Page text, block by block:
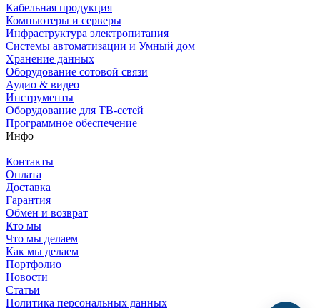
Кабельная продукция
Компьютеры и серверы
Инфраструктура электропитания
Системы автоматизации и Умный дом
Хранение данных
Оборудование сотовой связи
Аудио & видео
Инструменты
Оборудование для ТВ-сетей
Программное обеспечение
Инфо
Контакты
Оплата
Доставка
Гарантия
Обмен и возврат
Кто мы
Что мы делаем
Как мы делаем
Портфолио
Новости
Статьи
Политика персональных данных